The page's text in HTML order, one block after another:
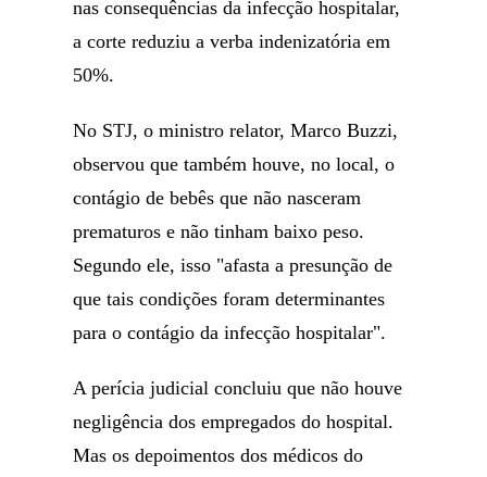
nas consequências da infecção hospitalar,
a corte reduziu a verba indenizatória em
50%.
No STJ, o ministro relator, Marco Buzzi,
observou que também houve, no local, o
contágio de bebês que não nasceram
prematuros e não tinham baixo peso.
Segundo ele, isso "afasta a presunção de
que tais condições foram determinantes
para o contágio da infecção hospitalar".
A perícia judicial concluiu que não houve
negligência dos empregados do hospital.
Mas os depoimentos dos médicos do